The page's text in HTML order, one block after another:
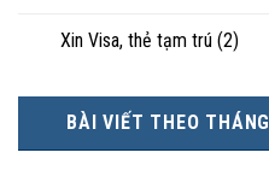
Xin Visa, thẻ tạm trú (2)
BÀI VIẾT THEO THÁNG